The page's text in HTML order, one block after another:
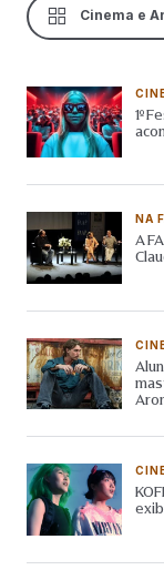
Cinema e
1º
NA
A